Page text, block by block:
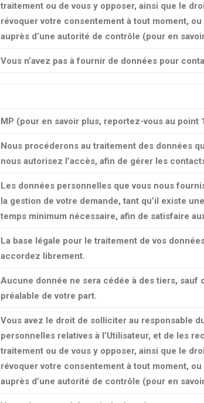
traitement ou de vous y opposer, ainsi que le
révoquer votre consentement à tout moment,
auprès d’une autorité de contrôle (pour en
Vous n’avez pas à fournir de données pour
MP (pour en savoir plus, reportez-vous au point
Nous procéderons au traitement des données
nous autorisez l’accès, afin de gérer les
Les données personnelles que vous nous
la gestion de votre demande, tant qu’il existe
temps minimum nécessaire, afin de satisfaire
La base légale pour le traitement de vos
accordez librement.
Aucune donnée ne sera cédée à des tiers, sauf
préalable de votre part.
Vous avez le droit de solliciter au responsable
personnelles relatives à l’Utilisateur, et de les
traitement ou de vous y opposer, ainsi que le
révoquer votre consentement à tout moment,
auprès d’une autorité de contrôle (pour en